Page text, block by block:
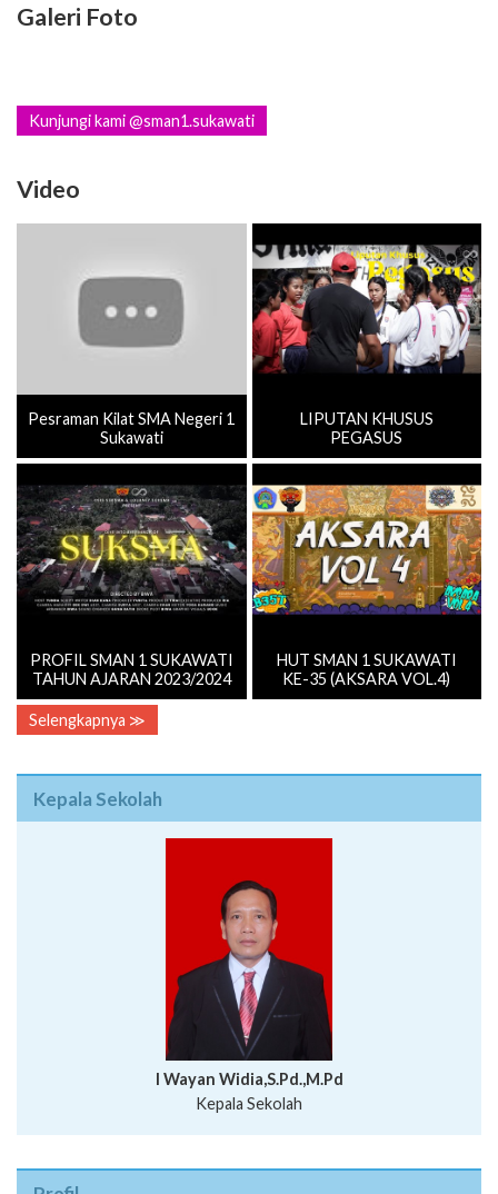
Galeri Foto
Kunjungi kami @sman1.sukawati
Video
Pesraman Kilat SMA Negeri 1
Sukawati
LIPUTAN KHUSUS
PEGASUS
PROFIL SMAN 1 SUKAWATI
TAHUN AJARAN 2023/2024
HUT SMAN 1 SUKAWATI
KE-35 (AKSARA VOL.4)
Selengkapnya ≫
Kepala Sekolah
I Wayan Widia,S.Pd.,M.Pd
Kepala Sekolah